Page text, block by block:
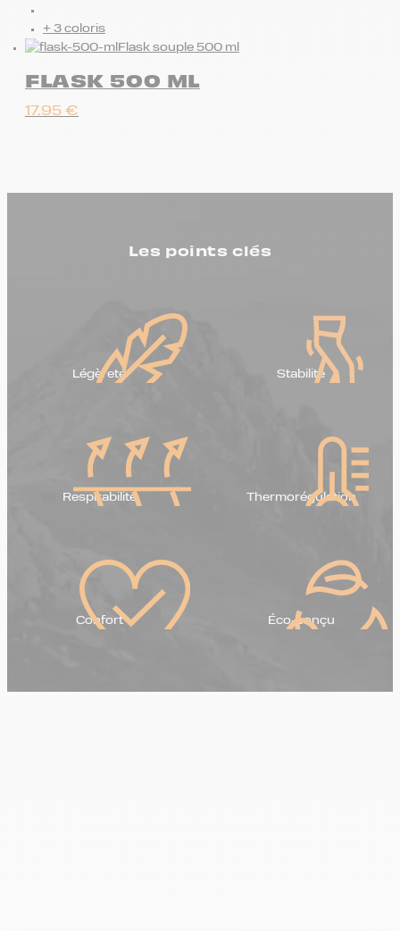
+ 3 coloris
Flask souple 500 ml
FLASK 500 ML
17.95 €
Les points clés
Légèreté Stabilité
Respirabilité Thermorégulation
Confort Éco-conçu